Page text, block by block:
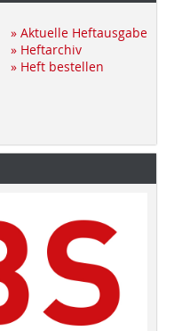
» Aktuelle Heftausgabe
» Heftarchiv
» Heft bestellen